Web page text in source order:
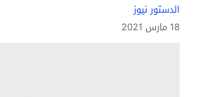
الدستور نيوز
18 مارس 2021